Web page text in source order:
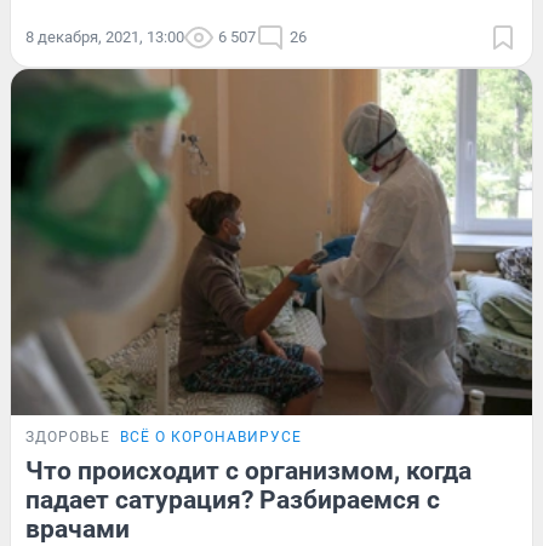
8 декабря, 2021, 13:00 6 507 26
ЗДОРОВЬЕ ВСЁ О КОРОНАВИРУСЕ
Что происходит с организмом, когда
падает сатурация? Разбираемся с
врачами